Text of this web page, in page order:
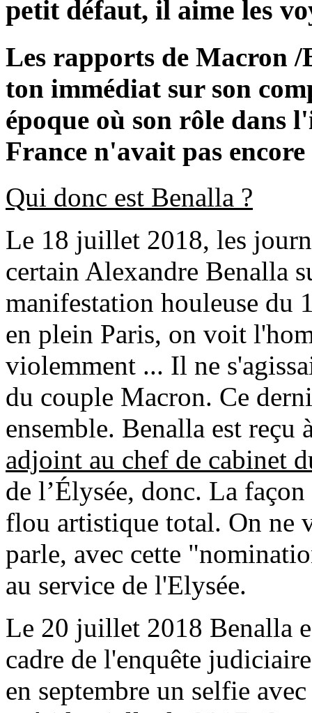
petit défaut, il aime les
Les rapports de Macron /
ton immédiat sur son
époque où son rôle dans
France n'avait pas
Qui donc est Benalla ?
Le 18 juillet 2018, les
certain Alexandre Benalla
manifestation houleuse du
en plein Paris, on voit
violemment ... Il ne
du couple Macron. Ce
ensemble. Benalla est
adjoint au chef de cabinet
de l’Élysée, donc. La
flou artistique total. On ne
parle, avec cette
au service de l'Elysée.
Le 20 juillet 2018 Benalla
cadre de l'enquête
en septembre un selfie